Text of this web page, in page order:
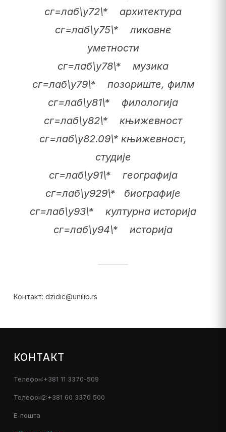
сг=лаб\у72\* архитектура
сг=лаб\у75\* ликовне
уметности
сг=лаб\у78\* музика
сг=лаб\у79\* позориште, филм
сг=лаб\у81\* филологија
сг=лаб\у82\* књижевност
сг=лаб\у82.09\* књижевност,
студије
сг=лаб\у91\* географија
сг=лаб\у929\* биографије
сг=лаб\у93\* културна историја
сг=лаб\у94\* историја
Контакт: dzidic@unilib.rs
КОНТАКТ
Телефон:+381 11 3370-509
Телефон2:+381 60 3370 500
Е-пошта